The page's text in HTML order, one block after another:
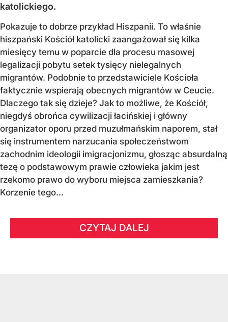
katolickiego.
Pokazuje to dobrze przykład Hiszpanii. To właśnie
hiszpański Kościół katolicki zaangażował się kilka
miesięcy temu w poparcie dla procesu masowej
legalizacji pobytu setek tysięcy nielegalnych
migrantów. Podobnie to przedstawiciele Kościoła
faktycznie wspierają obecnych migrantów w Ceucie.
Dlaczego tak się dzieje? Jak to możliwe, że Kościół,
niegdyś obrońca cywilizacji łacińskiej i główny
organizator oporu przed muzułmańskim naporem, stał
się instrumentem narzucania społeczeństwom
zachodnim ideologii imigracjonizmu, głosząc absurdalną
tezę o podstawowym prawie człowieka jakim jest
rzekomo prawo do wyboru miejsca zamieszkania?
Korzenie tego...
CZYTAJ DALEJ